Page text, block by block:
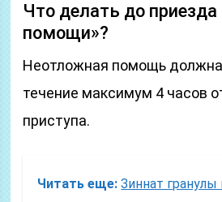
Что делать до приезда
помощи»?
Неотложная помощь должна
течение максимум 4 часов
приступа.
Читать еще: Зиннат гранулы